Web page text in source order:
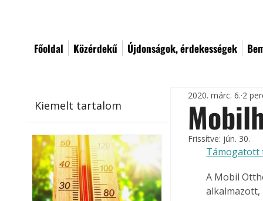
Főoldal Közérdekű Újdonságok, érdekességek
Kiemelt tartalom
2020. márc. 6. 2
Frissítve: jún. 30.
Támogatott
A Mobil